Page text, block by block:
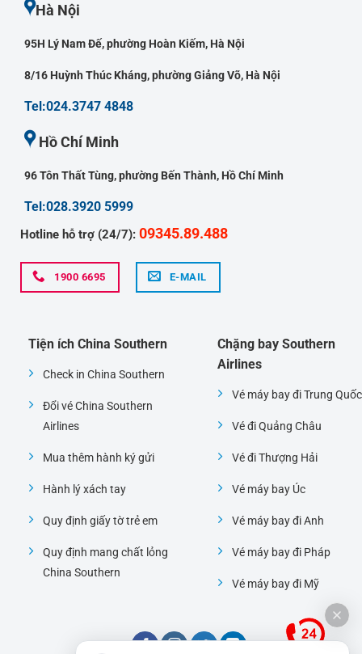
Hà Nội
95H Lý Nam Đế, phường Hoàn Kiếm, Hà Nội
8/16 Huỳnh Thúc Kháng, phường Giảng Võ, Hà Nội
Tel:024.3747 4848
Hồ Chí Minh
96 Tôn Thất Tùng, phường Bến Thành, Hồ Chí Minh
Tel:028.3920 5999
Hotline hỗ trợ (24/7): 09345.89.488
1900 6695 E-MAIL
Tiện ích China Southern
Check in China Southern
Đổi vé China Southern
Airlines
Mua thêm hành ký gửi
Hành lý xách tay
Quy định giấy tờ trẻ em
Quy định mang chất lỏng
China Southern
Chặng bay Southern
Airlines
Vé máy bay đi Trung Quốc
Vé đi Quảng Châu
Vé đi Thượng Hải
Vé máy bay Úc
Vé máy bay đi Anh
Vé máy bay đi Pháp
Vé máy bay đi Mỹ